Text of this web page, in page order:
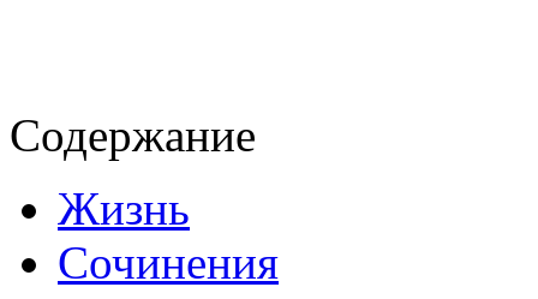
Содержание
Жизнь
Сочинения